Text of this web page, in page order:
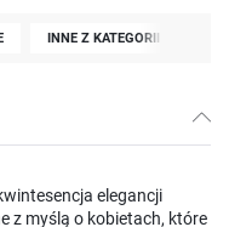
INNE Z KATEGORII
elegancji
z myślą o kobietach, które